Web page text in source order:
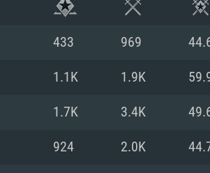
433 969
1.1K 1.9K
1.7K 3.4K
924 2.0K